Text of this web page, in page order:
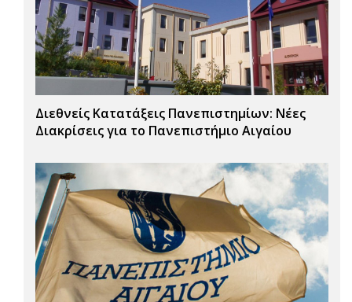
Διεθνείς Κατατάξεις Πανεπιστημίων: Νέες
Διακρίσεις για το Πανεπιστήμιο Αιγαίου